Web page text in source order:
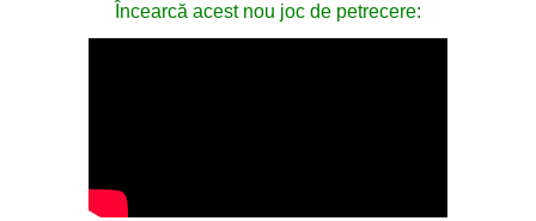
Încearcă acest nou joc de petrecere: